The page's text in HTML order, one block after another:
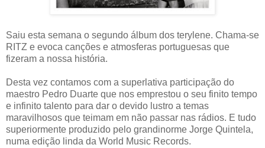
Saiu esta semana o segundo álbum dos terylene. Chama-se
RITZ e evoca canções e atmosferas portuguesas que
fizeram a nossa história.
Desta vez contamos com a superlativa participação do
maestro Pedro Duarte que nos emprestou o seu finito tempo
e infinito talento para dar o devido lustro a temas
maravilhosos que teimam em não passar nas rádios. E tudo
superiormente produzido pelo grandinorme Jorge Quintela,
numa edição linda da World Music Records.